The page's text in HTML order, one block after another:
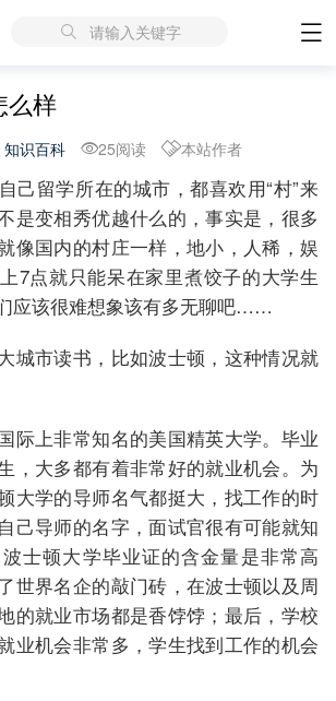
请输入关键字
么样
知识百科 25阅读 本站作者
己留学所在的城市，都喜欢用“村”来
是变相秀优越什么的，事实是，很多
像国内的村庄一样，地小，人稀，娱
7点就只能呆在家里煮饺子的大学生
应该很难想象该有多无聊吧……
城市读书，比如波士顿，这种情况就
际上非常知名的美国精英大学。毕业
，大多都有着非常好的就业机会。为
大学的导师名气都挺大，找工作的时
己导师的名字，面试官很有可能就知
士顿大学毕业证的含金量是非常高
世界名企的敲门砖，在波士顿以及周
的就业市场都是香饽饽；最后，学校
业机会非常多，学生找到工作的机会